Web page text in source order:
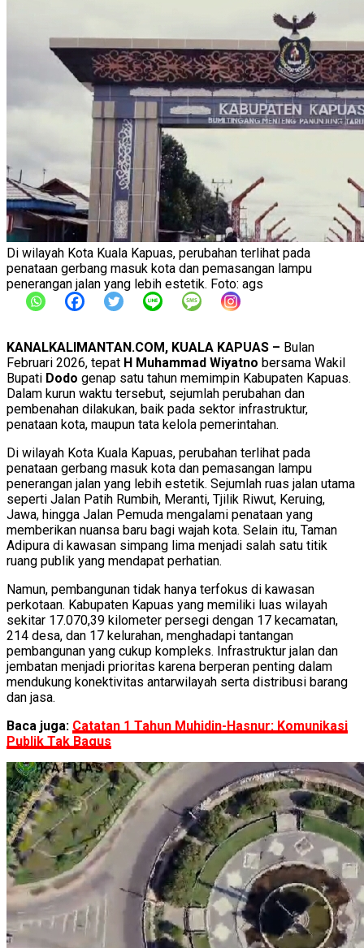
Di wilayah Kota Kuala Kapuas, perubahan terlihat pada
penataan gerbang masuk kota dan pemasangan lampu
penerangan jalan yang lebih estetik. Foto: ags
KANALKALIMANTAN.COM, KUALA KAPUAS – Bulan
Februari 2026, tepat H Muhammad Wiyatno bersama Wakil
Bupati Dodo genap satu tahun memimpin Kabupaten Kapuas.
Dalam kurun waktu tersebut, sejumlah perubahan dan
pembenahan dilakukan, baik pada sektor infrastruktur,
penataan kota, maupun tata kelola pemerintahan.
Di wilayah Kota Kuala Kapuas, perubahan terlihat pada
penataan gerbang masuk kota dan pemasangan lampu
penerangan jalan yang lebih estetik. Sejumlah ruas jalan utama
seperti Jalan Patih Rumbih, Meranti, Tjilik Riwut, Keruing,
Jawa, hingga Jalan Pemuda mengalami penataan yang
memberikan nuansa baru bagi wajah kota. Selain itu, Taman
Adipura di kawasan simpang lima menjadi salah satu titik
ruang publik yang mendapat perhatian.
Namun, pembangunan tidak hanya terfokus di kawasan
perkotaan. Kabupaten Kapuas yang memiliki luas wilayah
sekitar 17.070,39 kilometer persegi dengan 17 kecamatan,
214 desa, dan 17 kelurahan, menghadapi tantangan
pembangunan yang cukup kompleks. Infrastruktur jalan dan
jembatan menjadi prioritas karena berperan penting dalam
mendukung konektivitas antarwilayah serta distribusi barang
dan jasa.
Baca juga: Catatan 1 Tahun Muhidin-Hasnur: Komunikasi
Publik Tak Bagus